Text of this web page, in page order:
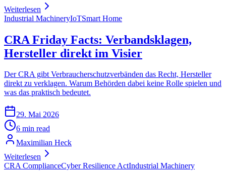
Weiterlesen
Industrial MachineryIoTSmart Home
CRA Friday Facts: Verbandsklagen,
Hersteller direkt im Visier
Der CRA gibt Verbraucherschutzverbänden das Recht, Hersteller
direkt zu verklagen. Warum Behörden dabei keine Rolle spielen und
was das praktisch bedeutet.
29. Mai 2026
6 min read
Maximilian Heck
Weiterlesen
CRA ComplianceCyber Resilience ActIndustrial Machinery